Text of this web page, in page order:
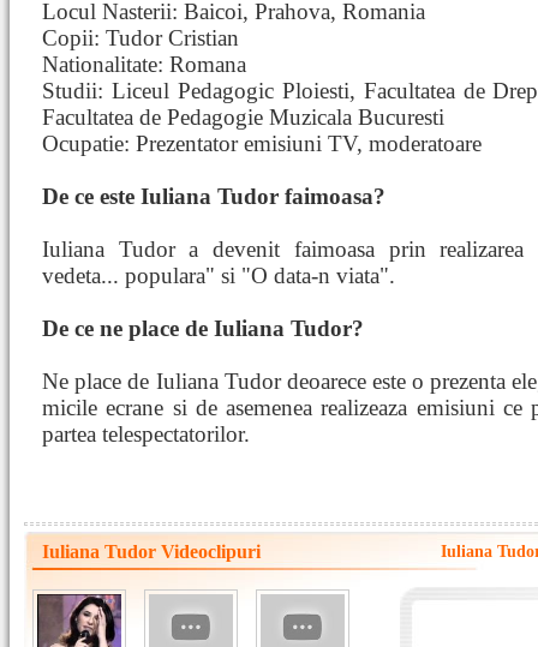
Locul Nasterii: Baicoi, Prahova, Romania
Copii: Tudor Cristian
Nationalitate: Romana
Studii: Liceul Pedagogic Ploiesti, Facultatea de
Facultatea de Pedagogie Muzicala Bucuresti
Ocupatie: Prezentator emisiuni TV, moderatoare
De ce este Iuliana Tudor faimoasa?
Iuliana Tudor a devenit faimoasa prin realizarea
vedeta... populara" si "O data-n viata".
De ce ne place de Iuliana Tudor?
Ne place de Iuliana Tudor deoarece este o prezenta
micile ecrane si de asemenea realizeaza emisiuni
partea telespectatorilor.
Iuliana Tudor Videoclipuri Iuliana